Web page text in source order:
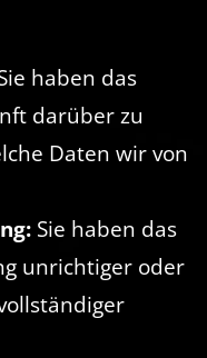
haben das
darüber zu
Daten wir von
Sie haben das
unrichtiger oder